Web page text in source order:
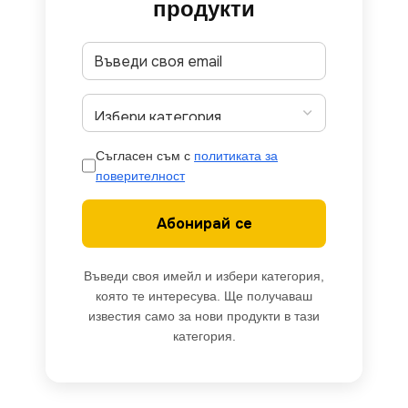
продукти
Съгласен съм с политиката за
поверителност
Абонирай се
Въведи своя имейл и избери категория,
която те интересува. Ще получаваш
известия само за нови продукти в тази
категория.